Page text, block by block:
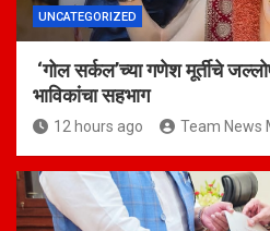
UNCATEGORIZED
‘गोल सर्कल’च्या गणेश मूर्तीचे
भाविकांचा सहभाग
12 hours ago Team News